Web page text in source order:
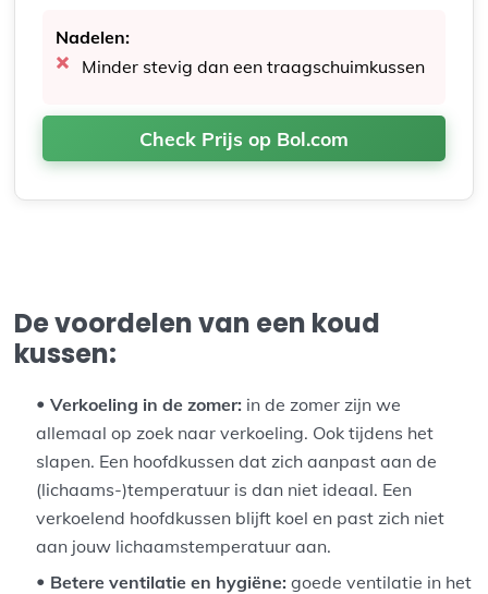
Nadelen:
Minder stevig dan een traagschuimkussen
Check Prijs op Bol.com
De voordelen van een koud
kussen:
Verkoeling in de zomer: in de zomer zijn we
allemaal op zoek naar verkoeling. Ook tijdens het
slapen. Een hoofdkussen dat zich aanpast aan de
(lichaams-)temperatuur is dan niet ideaal. Een
verkoelend hoofdkussen blijft koel en past zich niet
aan jouw lichaamstemperatuur aan.
Betere ventilatie en hygiëne: goede ventilatie in het